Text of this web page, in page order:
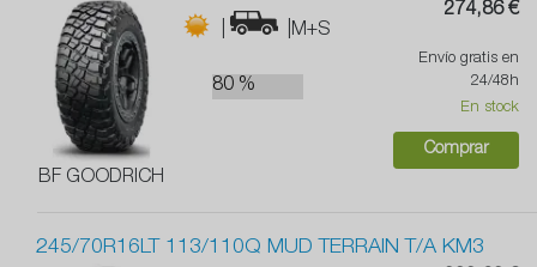
BF GOODRICH
| |M+S
80 %
274,86 €
Envío gratis en
24/48h
En stock
Comprar
245/70R16LT 113/110Q MUD TERRAIN T/A KM3